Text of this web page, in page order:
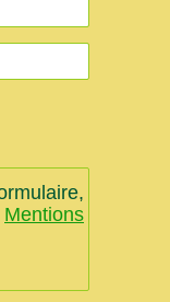
Mentions